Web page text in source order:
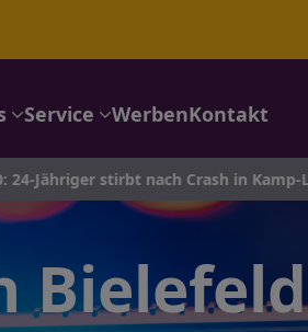
Service WerbenKontakt
nach Crash in Kamp-Lintfort
Bielefeld